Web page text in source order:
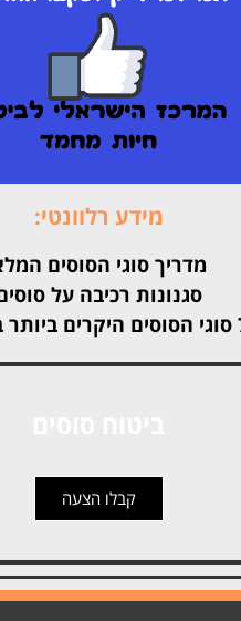
מידע רלוונטי:
מדריך סוגי הסוסים
סגנונות רכיבה על
בעולם
קבלו הצעה